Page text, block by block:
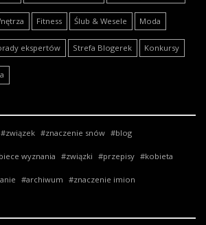
Fitness Ślub & Wesele Moda
ekspertów Strefa Blogerek Konkursy
związek znaczenie snów blog
wyznania związki przepisy kobieta
archiwum znaczenie imion